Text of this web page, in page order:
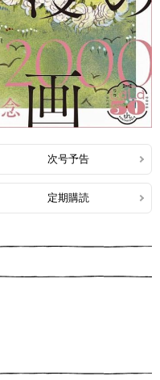
次号予告
定期購読